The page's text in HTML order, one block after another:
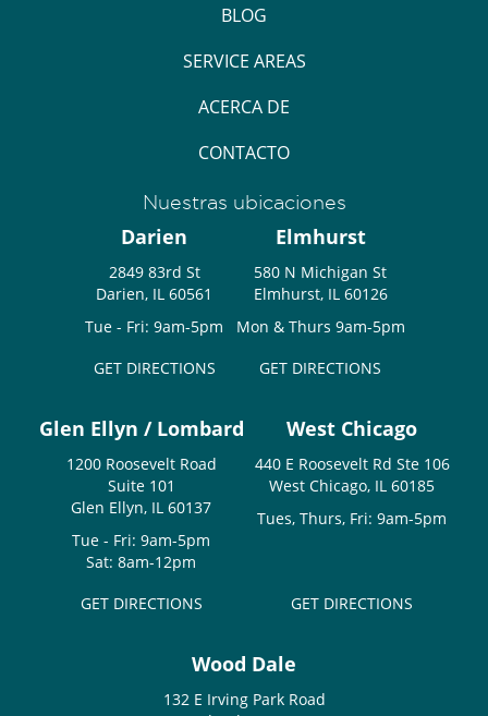
BLOG
SERVICE AREAS
ACERCA DE
CONTACTO
Nuestras ubicaciones
Darien
2849 83rd St
Darien, IL 60561
Tue - Fri: 9am-5pm
GET DIRECTIONS
Elmhurst
580 N Michigan St
Elmhurst, IL 60126
Mon & Thurs 9am-5pm
GET DIRECTIONS
Glen Ellyn / Lombard
1200 Roosevelt Road
Suite 101
Glen Ellyn, IL 60137
Tue - Fri: 9am-5pm
Sat: 8am-12pm
GET DIRECTIONS
West Chicago
440 E Roosevelt Rd Ste 106
West Chicago, IL 60185
Tues, Thurs, Fri: 9am-5pm
GET DIRECTIONS
Wood Dale
132 E Irving Park Road